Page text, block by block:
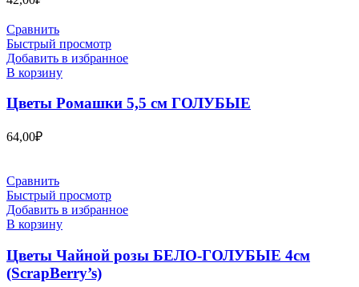
Сравнить
Быстрый просмотр
Добавить в избранное
В корзину
Цветы Ромашки 5,5 см ГОЛУБЫЕ
64,00₽
Сравнить
Быстрый просмотр
Добавить в избранное
В корзину
Цветы Чайной розы БЕЛО-ГОЛУБЫЕ 4см
(ScrapBerry’s)